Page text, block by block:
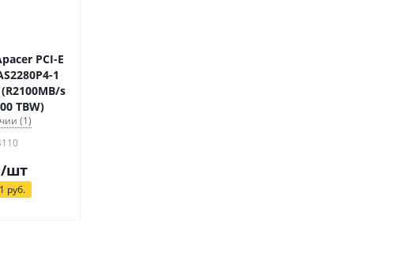
PCI-E
1
s
TBW)
(1)
/шт
руб.